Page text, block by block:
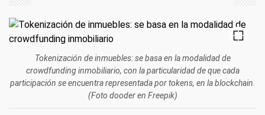
Tokenización de inmuebles: se basa en la modalidad de
crowdfunding inmobiliario, con la particularidad de que cada
participación se encuentra representada por tokens, en la blockchain.
(Foto dooder en Freepik)